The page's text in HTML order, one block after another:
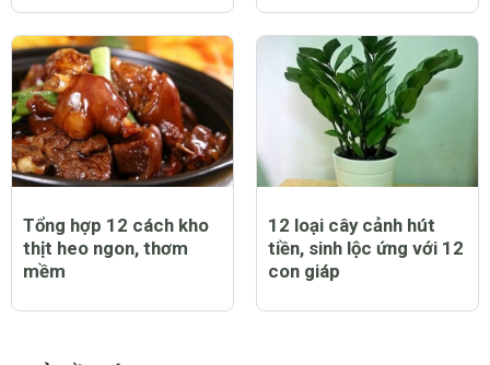
Tổng hợp 12 cách kho
thịt heo ngon, thơm
mềm
12 loại cây cảnh hút
tiền, sinh lộc ứng với 12
con giáp